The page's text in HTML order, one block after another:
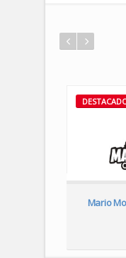
Mario